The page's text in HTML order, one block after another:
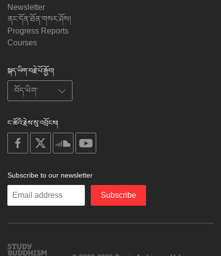
Newsletter
ནང་དོན་ཐོན་གསར་ཤོས།
Progress Reports
Courses
སྐད་ཡིག་བརྗེ་པོ་རྒྱོབ།
ང་ཚོའི་རྗེས་སུ་འབྲོངས།
on
facebook
soundcloud
Subscribe to our newsletter
Enter
Subscribe
Study